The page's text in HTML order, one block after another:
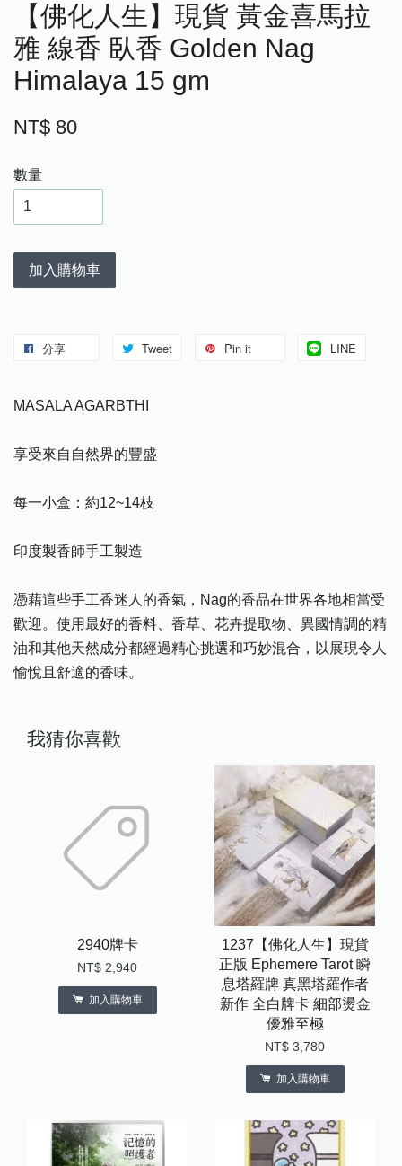
【佛化人生】現貨 黃金喜馬拉
雅 線香 臥香 Golden Nag
Himalaya 15 gm
NT$ 80
數量
加入購物車
分享 Tweet Pin it LINE
MASALA AGARBTHI
享受來自自然界的豐盛
每一小盒：約12~14枝
印度製香師手工製造
憑藉這些手工香迷人的香氣，Nag的香品在世界各地相當受
歡迎。使用最好的香料、香草、花卉提取物、異國情調的精
油和其他天然成分都經過精心挑選和巧妙混合，以展現令人
愉悅且舒適的香味。
我猜你喜歡
2940牌卡
NT$ 2,940
加入購物車
1237【佛化人生】現貨
正版 Ephemere Tarot 瞬
息塔羅牌 真黑塔羅作者
新作 全白牌卡 細部燙金
優雅至極
NT$ 3,780
加入購物車